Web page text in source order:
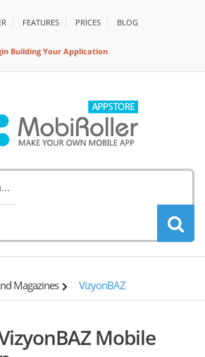
FEATURES PRİCES BLOG
Building Your Application
Magazines VizyonBAZ
Mobile